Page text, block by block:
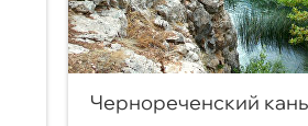
Чернореченский